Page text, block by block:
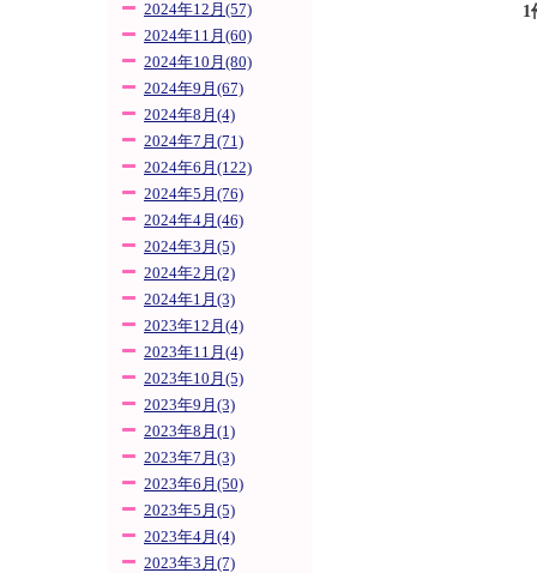
2024年12月(57)
2024年11月(60)
2024年10月(80)
2024年9月(67)
2024年8月(4)
2024年7月(71)
2024年6月(122)
2024年5月(76)
2024年4月(46)
2024年3月(5)
2024年2月(2)
2024年1月(3)
2023年12月(4)
2023年11月(4)
2023年10月(5)
2023年9月(3)
2023年8月(1)
2023年7月(3)
2023年6月(50)
2023年5月(5)
2023年4月(4)
2023年3月(7)
1